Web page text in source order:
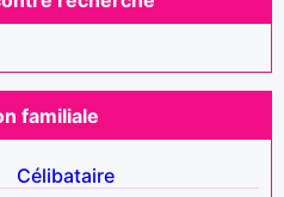
familiale
Célibataire